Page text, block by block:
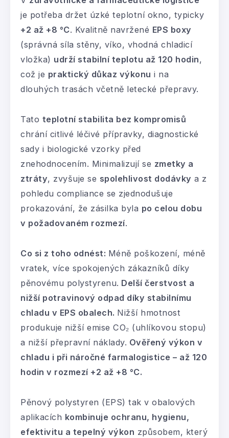
je potřeba držet úzké teplotní okno, typicky
+2 až +8 °C. Kvalitně navržené EPS boxy
(správná síla stěny, víko, vhodná chladicí
vložka) udrží stabilní teplotu až 120 hodin,
což je praktický důkaz výkonu i na
dlouhých trasách včetně letecké přepravy.
Tato teplotní stabilita bez kompromisů
chrání citlivé léčivé přípravky, diagnostické
sady i biologické vzorky před
znehodnocením. Minimalizují se zmetky a
ztráty, zvyšuje se spolehlivost dodávky a z
pohledu compliance se zjednodušuje
prokazování, že zásilka byla po celou dobu
v požadovaném rozmezí.
Co si z toho odnést: Méně poškození, méně
vratek, více spokojených zákazníků díky
pěnovému polystyrenu. Delší čerstvost a
nižší potravinový odpad díky stabilnímu
chladu v EPS obalech. Nižší hmotnost
produkuje nižší emise CO₂ (uhlíkovou stopu)
a nižší přepravní náklady. Ověřený výkon v
chladu i při náročné farmalogistice – až 120
hodin v rozmezí +2 až +8 °C.
Pěnový polystyren (EPS) tak v obalových
aplikacích kombinuje ochranu, hygienu,
efektivitu a tepelný výkon způsobem, který